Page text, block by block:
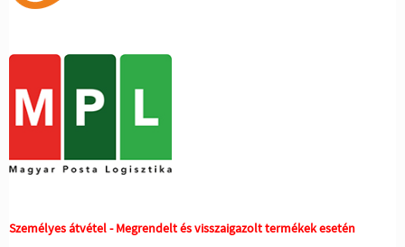
Személyes átvétel - Megrendelt és visszaigazolt termékek esetén